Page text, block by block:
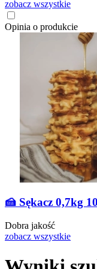
zobacz wszystkie
Opinia o produkcie
🍰 Sękacz 0,7kg
Dobra jakość
zobacz wszystkie